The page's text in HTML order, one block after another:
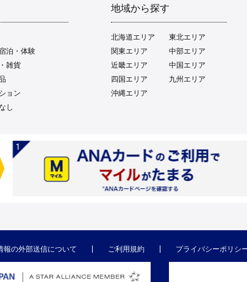
泊・体験
雑貨
ョン
し
地域から探す
北海道エリア
東北エリア
関東エリア
中部エリア
近畿エリア
中国エリア
四国エリア
九州エリア
沖縄エリア
報の外部送信について ご利用規約 プライバシーポリシ